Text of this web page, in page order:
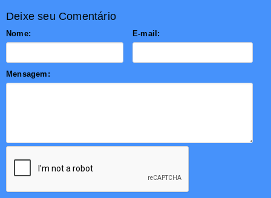
Deixe seu Comentário
Nome: E-mail:
Mensagem: